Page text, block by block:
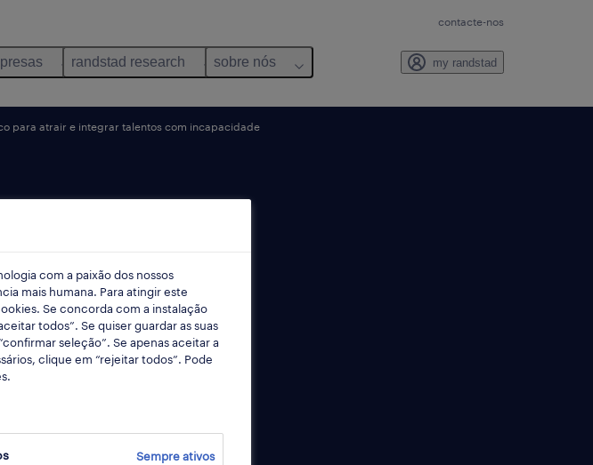
contacte-nos
randstad research sobre nós my randstad
para atrair e integrar talentos com incapacidade
com a paixão dos nossos
mais humana. Para atingir este
Se concorda com a instalação
todos”. Se quiser guardar as suas
seleção”. Se apenas aceitar a
clique em “rejeitar todos”. Pode
Sempre ativos